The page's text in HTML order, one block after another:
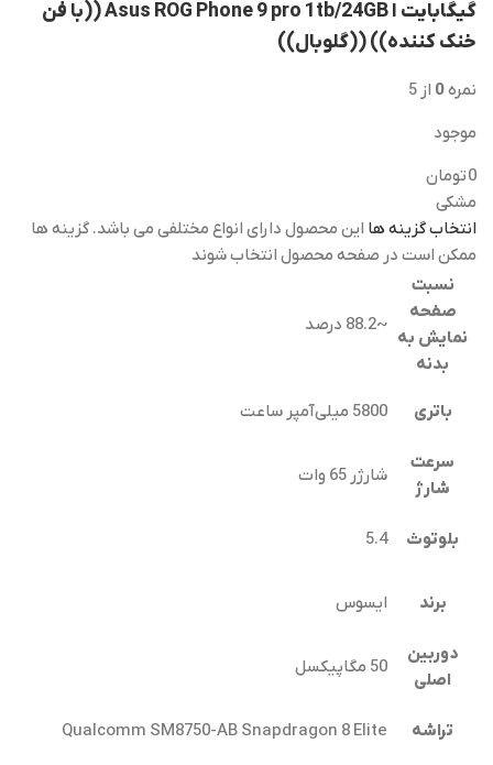
گیگابایت ا Asus ROG Phone 9 pro 1tb/24GB ((با فن
خنک کننده)) ((گلوبال))
نمره0 از 5
موجود
0تومان
مشکی
انتخاب گزینه ها این محصول دارای انواع مختلفی می باشد. گزینه ها
ممکن است در صفحه محصول انتخاب شوند
نسبت
صفحه
نمایش به
بدنه
~88.2 درصد
باتری 5800 میلی‌آمپر ساعت
سرعت
شارژ
شارژر 65 وات
بلوتوث 5.4
برند ایسوس
دوربین
اصلی
50 مگاپیکسل
تراشه Qualcomm SM8750-AB Snapdragon 8 Elite